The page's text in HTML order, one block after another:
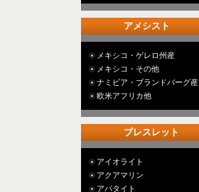
アメシスト
メキシコ・ゲレロ州産
メキシコ・その他
ナミビア・ブランドバーグ産
欧米アフリカ他
ブレスレット
アイオライト
アクアマリン
アパタイト